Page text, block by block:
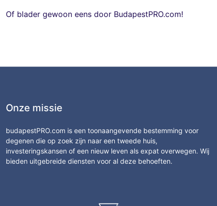
Of blader gewoon eens door BudapestPRO.com!
Onze missie
budapestPRO.com is een toonaangevende bestemming voor
degenen die op zoek zijn naar een tweede huis,
investeringskansen of een nieuw leven als expat overwegen. Wij
bieden uitgebreide diensten voor al deze behoeften.